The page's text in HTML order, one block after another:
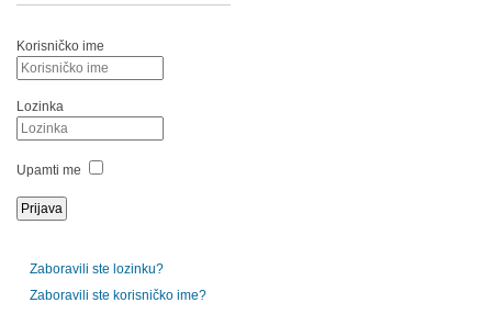
Korisničko ime
Lozinka
Upamti me
Zaboravili ste lozinku?
Zaboravili ste korisničko ime?